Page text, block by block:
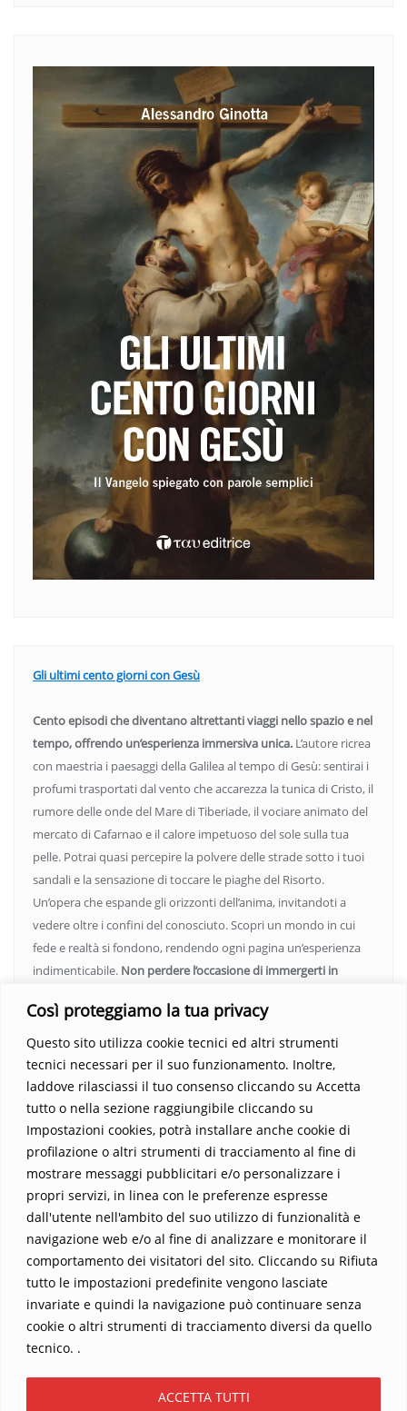
Così proteggiamo la tua privacy
Questo sito utilizza cookie tecnici ed altri strumenti
tecnici necessari per il suo funzionamento. Inoltre,
laddove rilasciassi il tuo consenso cliccando su Accetta
tutto o nella sezione raggiungibile cliccando su
Impostazioni cookies, potrà installare anche cookie di
profilazione o altri strumenti di tracciamento al fine di
mostrare messaggi pubblicitari e/o personalizzare i
propri servizi, in linea con le preferenze espresse
dall'utente nell'ambito del suo utilizzo di funzionalità e
navigazione web e/o al fine di analizzare e monitorare il
comportamento dei visitatori del sito. Cliccando su Rifiuta
tutto le impostazioni predefinite vengono lasciate
invariate e quindi la navigazione può continuare senza
cookie o altri strumenti di tracciamento diversi da quello
tecnico. .
ACCETTA TUTTI
Gli ultimi cento giorni con Gesù
Cento episodi che diventano altrettanti viaggi nello spazio e nel
tempo, offrendo un’esperienza immersiva unica. L’autore ricrea
con maestria i paesaggi della Galilea al tempo di Gesù: sentirai i
profumi trasportati dal vento che accarezza la tunica di Cristo, il
rumore delle onde del Mare di Tiberiade, il vociare animato del
mercato di Cafarnao e il calore impetuoso del sole sulla tua
pelle. Potrai quasi percepire la polvere delle strade sotto i tuoi
sandali e la sensazione di toccare le piaghe del Risorto.
Un’opera che espande gli orizzonti dell’anima, invitandoti a
vedere oltre i confini del conosciuto. Scopri un mondo in cui
fede e realtà si fondono, rendendo ogni pagina un’esperienza
indimenticabile. Non perdere l’occasione di immergerti in
Parola trasformi la tua vita.
Home Contatti
Sostieni La Buona Parola – dona 5 €, 10 €, 25 €… il tuo contributo
conta
Chi sono? Alessandro Ginotta, scrittore
I viaggi dell’anima
Catechesi
Copyright ©2026 La buona Parola . All rights reserved.
WordPress &Designed by